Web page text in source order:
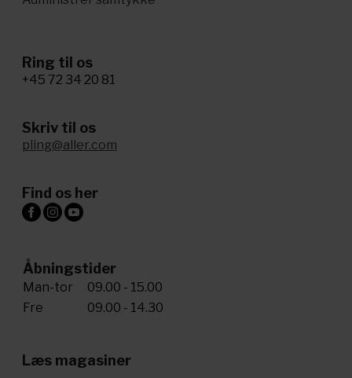
Ring til os
+45 72 34 20 81
Skriv til os
pling@aller.com
Find os her
Åbningstider
Man-tor
09.00 - 15.00
Fre
09.00 - 14.30
Læs magasiner